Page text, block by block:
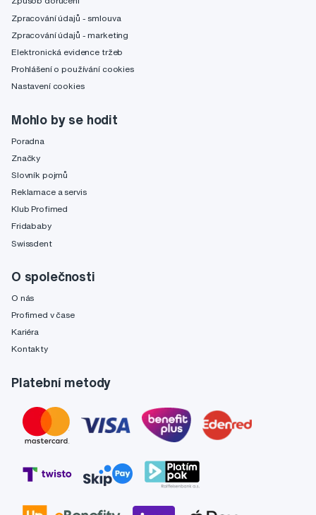
Zpracování údajů - smlouva
Zpracování údajů - marketing
Elektronická evidence tržeb
Prohlášení o používání cookies
Nastavení cookies
Mohlo by se hodit
Poradna
Značky
Slovník pojmů
Reklamace a servis
Klub Profimed
Fridababy
Swissdent
O společnosti
O nás
Profimed v čase
Kariéra
Kontakty
Platební metody